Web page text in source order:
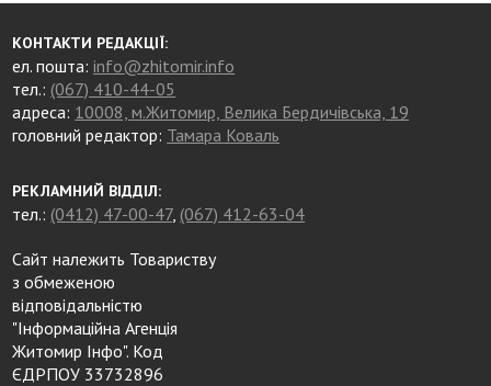
КОНТАКТИ РЕДАКЦІЇ:
ел. пошта:info@zhitomir.info
тел.: (067) 410-44-05
адреса: 10008, м.Житомир, Велика Бердичівська, 19
головний редактор: Тамара Коваль
РЕКЛАМНИЙ ВІДДІЛ:
тел.: (0412) 47-00-47, (067) 412-63-04
Сайт належить Товариству
з обмеженою
відповідальністю
"Інформаційна Агенція
Житомир Інфо". Код
ЄДРПОУ 33732896